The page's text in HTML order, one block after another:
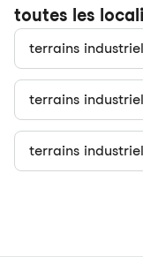
toutes les
terrains
terrains
terrains